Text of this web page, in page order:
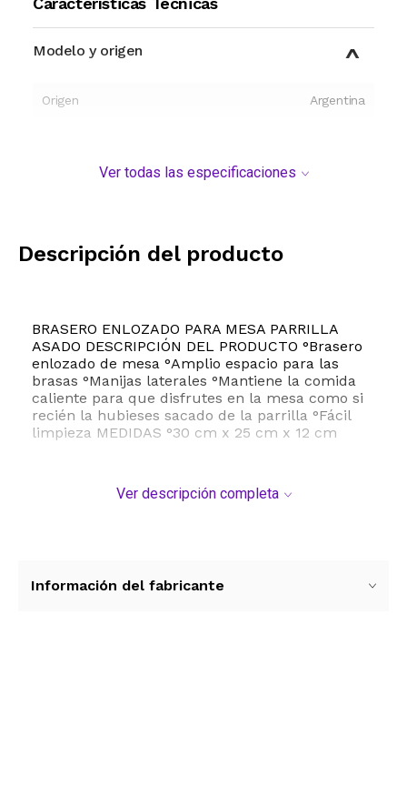
Modelo y origen
Origen Argentina
Ver todas las especificaciones
Descripción del producto
BRASERO ENLOZADO PARA MESA PARRILLA
ASADO DESCRIPCIÓN DEL PRODUCTO °Brasero
enlozado de mesa °Amplio espacio para las
brasas °Manijas laterales °Mantiene la comida
caliente para que disfrutes en la mesa como si
recién la hubieses sacado de la parrilla °Fácil
limpieza MEDIDAS °30 cm x 25 cm x 12 cm
Ver descripción completa
Información del fabricante